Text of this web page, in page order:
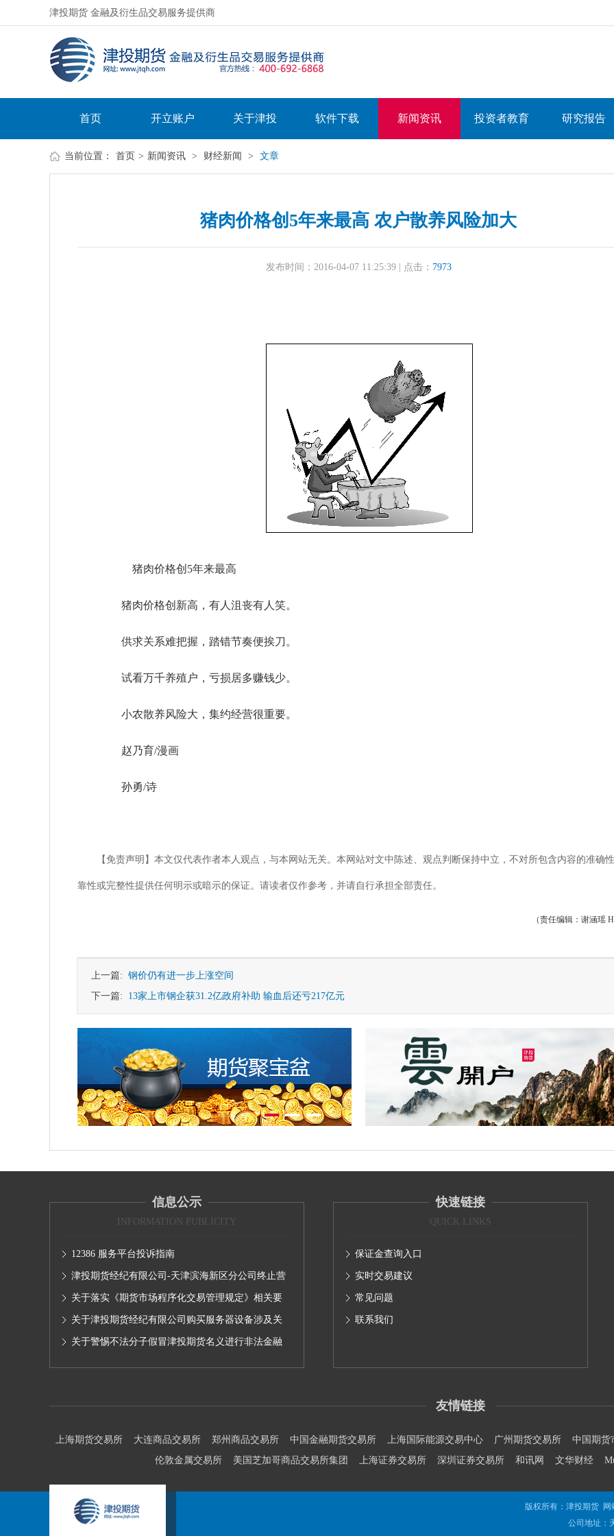
津投期货 金融及衍生品交易服务提供商
首页 开立账户 关于津投 软件下载 新闻资讯 投资者教育 研究报告
当前位置： 首页 > 新闻资讯 > 财经新闻 > 文章
猪肉价格创5年来最高 农户散养风险加大
发布时间：2016-04-07 11:25:39 | 点击： 7973
猪肉价格创5年来最高
猪肉价格创新高，有人沮丧有人笑。
供求关系难把握，踏错节奏便挨刀。
试看万千养殖户，亏损居多赚钱少。
小农散养风险大，集约经营很重要。
赵乃育/漫画
孙勇/诗
【免责声明】本文仅代表作者本人观点，与本网站无关。本网站对文中陈述、观点判断保持中立，不对所包含内容的准确
靠性或完整性提供任何明示或暗示的保证。请读者仅作参考，并请自行承担全部责任。
（责任编辑：谢涵瑶
上一篇: 钢价仍有进一步上涨空间
下一篇: 13家上市钢企获31.2亿政府补助 输血后还亏217亿元
信息公示
INFORMATION PUBLICITY
12386 服务平台投诉指南
津投期货经纪有限公司-天津滨海新区分公司终止营
业的公告
关于落实《期货市场程序化交易管理规定》相关要
求,无限易终端版本调整及客户通知
关于津投期货经纪有限公司购买服务器设备涉及关
联交易情况的公示
关于警惕不法分子假冒津投期货名义进行非法金融
快速链接
QUICK LINKS
保证金查询入口
实时交易建议
常见问题
联系我们
友情链接
上海期货交易所 大连商品交易所 郑州商品交易所 中国金融期货交易所 上海国际能源交易中心 广州期货交易所 中国期货
伦敦金属交易所
美国芝加哥商品交易所集团 上海证券交易所 深圳证券交易所 和讯网 文华财经
版权所有：津投期货 网
公司地址：